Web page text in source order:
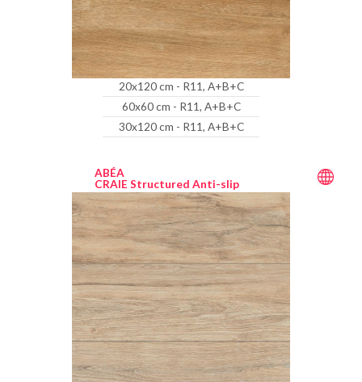
20x120 cm - R11, A+B+C
60x60 cm - R11, A+B+C
30x120 cm - R11, A+B+C
ABÉA
CRAIE Structured Anti-slip